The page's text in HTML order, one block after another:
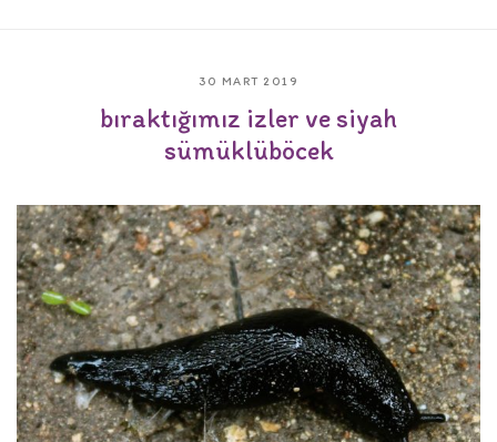
30 MART 2019
bıraktığımız izler ve siyah
sümüklüböcek